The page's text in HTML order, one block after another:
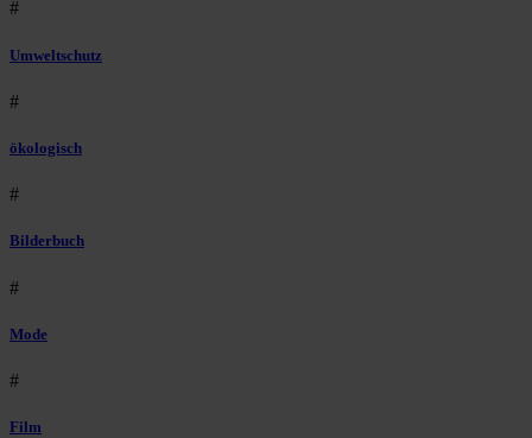
#
Umweltschutz
#
ökologisch
#
Bilderbuch
#
Mode
#
Film